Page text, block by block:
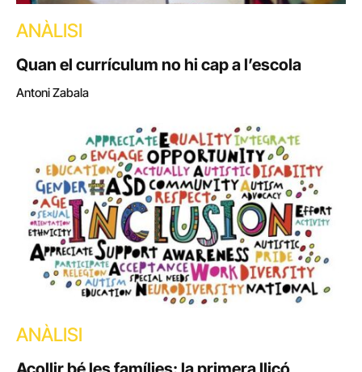
ANÀLISI
Quan el currículum no hi cap a l’escola
Antoni Zabala
ANÀLISI